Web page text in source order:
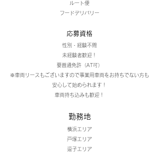
ルート便​
​フードデリバリー
応募資格
性別・経験不問
​未経験者歓迎！
​要普通免許（AT可）
※車両リースもございますので事業用車両をお持ちでない方も
安心して始められます！
​車両持ち込みも歓迎！
勤務地
横浜エリア
戸塚エリア
逗子エリア